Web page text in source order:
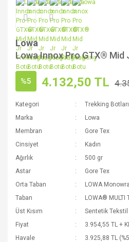
Lowa
Lowa Innox Pro GTX® Mid
%5 4.132,50 TL
Kategori
Trekking Botları
Marka
Lowa
Membran
Gore Tex
Cinsiyet
Kadın
Ağırlık
500 gr
Astar
Gore Tex
Orta Taban
LOWA
Taban
LOWA® MULTI
Üst Kısım
Sentetik Tekstil
Fiyat
3.954,55 TL +
Havale
3.925,88 TL